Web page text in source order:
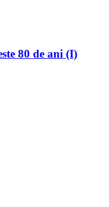
80 de ani (I)